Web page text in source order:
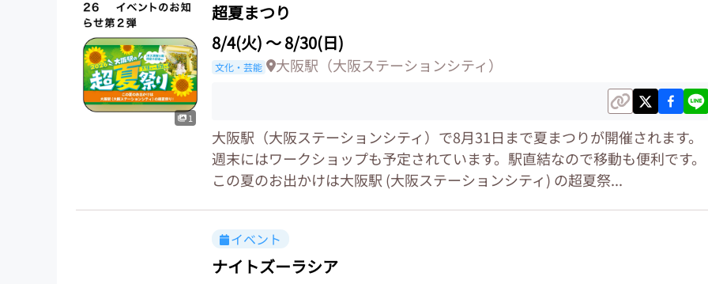
1
超夏まつり
8/4(火)〜8/30(日)
文化・芸能 大阪駅（大阪ステーションシティ）
大阪駅（大阪ステーションシティ）で8月31日まで夏まつりが開催されます。
週末にはワークショップも予定されています。駅直結なので移動も便利です。
この夏のお出かけは大阪駅 (大阪ステーションシティ) の超夏祭...
イベント
ナイトズーラシア